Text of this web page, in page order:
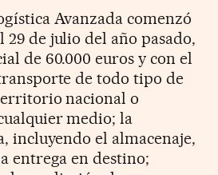
Avanzada comenzó
29 de julio del año pasado,
de 60.000 euros y con el
de todo tipo de
nacional o
medio; la
incluyendo el almacenaje,
entrega en destino;